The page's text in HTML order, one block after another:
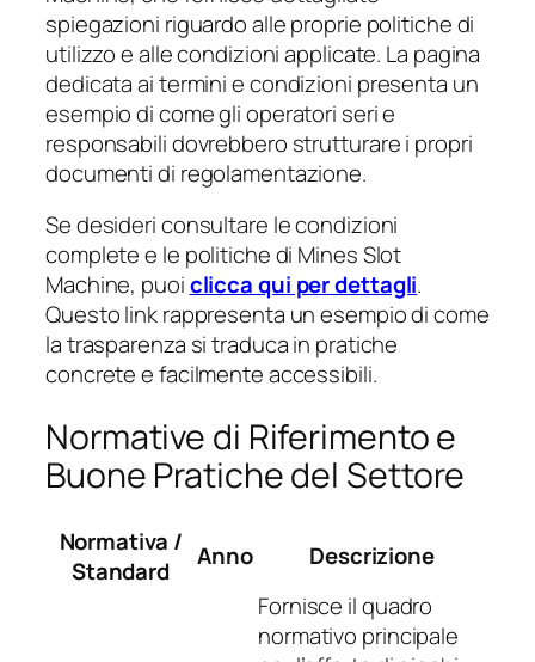
spiegazioni riguardo alle proprie politiche di
utilizzo e alle condizioni applicate. La pagina
dedicata aitermini e condizioni presenta un
esempio di come gli operatori seri e
responsabili dovrebbero strutturare i propri
documenti di regolamentazione.
Se desideri consultare le condizioni
complete e le politiche di Mines Slot
Machine, puoiclicca qui per dettagli.
Questo link rappresenta un esempio di come
la trasparenza si traduca in pratiche
concrete e facilmente accessibili.
Normative di Riferimento e
Buone Pratiche del Settore
Normativa /
Standard
Anno
Descrizione
Fornisce il quadro
normativo principale